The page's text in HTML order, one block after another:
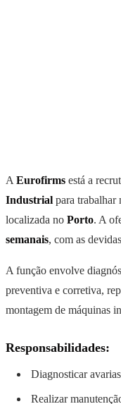
A Eurofirms está a
Industrial para trabalhar
localizada no Porto. A
semanais, com as
A função envolve
preventiva e corretiva,
montagem de máquinas
Responsabilidades:
Diagnosticar
Realizar